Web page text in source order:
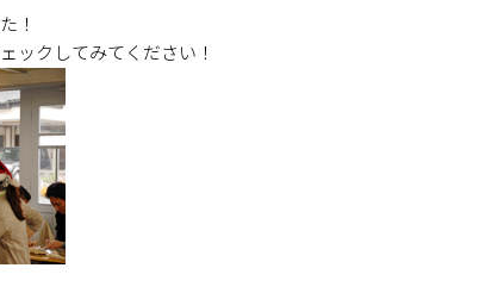
！
ックしてみてください！